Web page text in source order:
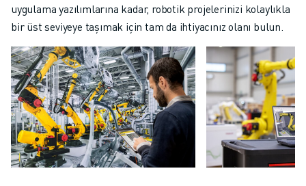
uygulama yazılımlarına kadar, robotik projelerinizi kolaylıkla
bir üst seviyeye taşımak için tam da ihtiyacınız olanı bulun.